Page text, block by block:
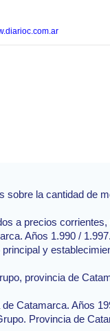
sobre la cantidad de
a precios
Años 1.990 / 1.997.
y
provincia de
Catamarca. Años
Provincia de